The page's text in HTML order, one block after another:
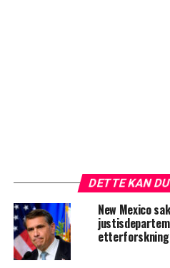
DETTE KAN
New Mexico
etterforskning